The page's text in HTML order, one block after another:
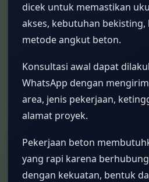
dicek untuk memastikan
akses, kebutuhan
metode angkut beton.
Konsultasi awal dapat
WhatsApp dengan
area, jenis pekerjaan,
alamat proyek.
Pekerjaan beton
yang rapi karena
dengan kekuatan, bentuk